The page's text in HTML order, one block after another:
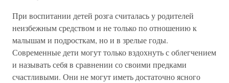
При воспитании детей розга считалась у родителей
неизбежным средством и не только по отношению к
малышам и подросткам, но и в зрелые годы.
Современные дети могут только вздохнуть с облегчением
и называть себя в сравнении со своими предками
счастливыми. Они не могут иметь достаточно ясного